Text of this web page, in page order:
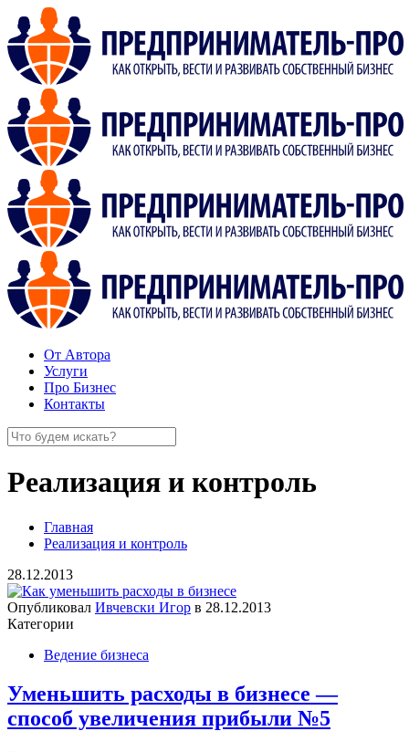
От Автора
Услуги
Про Бизнес
Контакты
Реализация и контроль
Главная
Реализация и контроль
28.12.2013
Опубликовал Ивчевски Игор в 28.12.2013
Категории
Ведение бизнеса
Уменьшить расходы в бизнесе —
способ увеличения прибыли №5